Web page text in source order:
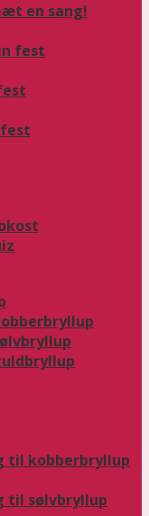
en sang!
fest
til kobberbryllup
til sølvbryllup